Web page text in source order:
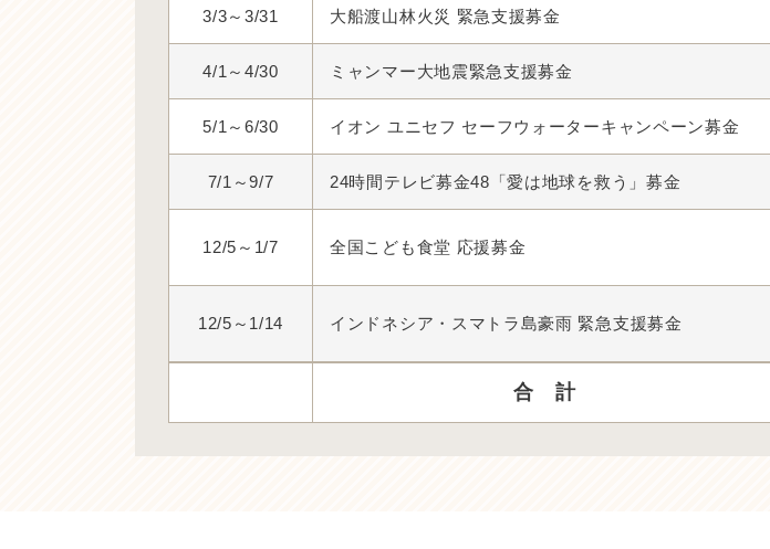
3/3～3/31 大船渡山林火災 緊急支援募金
4/1～4/30 ミャンマー大地震緊急支援募金
5/1～6/30 イオン ユニセフ セーフウォーターキャンペーン募金
7/1～9/7 24時間テレビ募金48「愛は地球を救う」募金
12/5～1/7 全国こども食堂 応援募金
12/5～1/14 インドネシア・スマトラ島豪雨 緊急支援募金
合 計